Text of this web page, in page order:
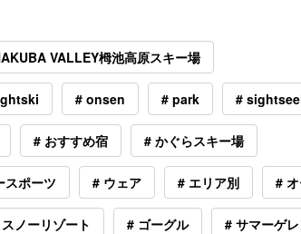
VALLEY栂池高原スキー場
# onsen # park #
# おすすめ宿 # かぐらスキー場
スポーツ # ウェア # エリア別 #
ノーリゾート # ゴーグル # サマーゲ